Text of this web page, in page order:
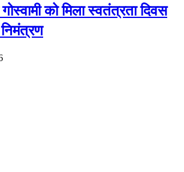
को मिला स्वतंत्रता दिवस
निमंत्रण